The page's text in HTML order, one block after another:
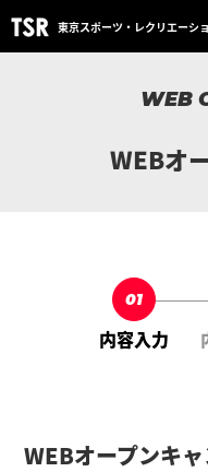
東京スポーツ・ レクリエーシ
WEB
WEBオ
01
内容入力
WEBオープンキ